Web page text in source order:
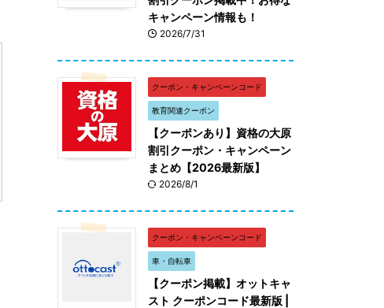
キャンペーン情報も！
2026/7/31
クーポン・キャンペーンコード
教育関連クーポン
【クーポンあり】資格の大原
割引クーポン・キャンペーン
まとめ【2026最新版】
2026/8/1
クーポン・キャンペーンコード
車・自転車
【クーポン掲載】オットキャ
スト クーポンコード最新版 |